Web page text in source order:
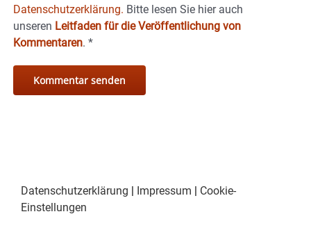
Datenschutzerklärung. Bitte lesen Sie hier auch
unseren Leitfaden für die Veröffentlichung von
Kommentaren. *
Datenschutzerklärung | Impressum | Cookie-
Einstellungen